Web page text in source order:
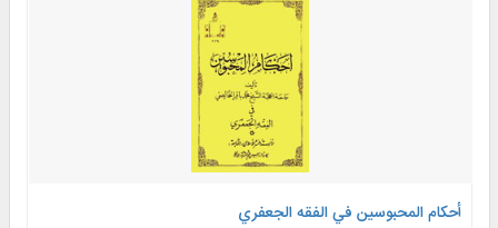
أحكام المحبوسین في الفقه الجعفري